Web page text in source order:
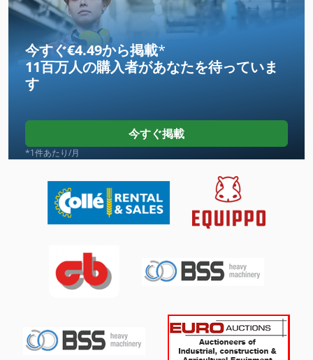
Tak 18
その他
クランプ ロッド トラック
クレーン
クレーン アーム
クレーン シャーシ
クレーン フレーム
クレーン レール
トラック クレーン
トラック ローラー
バン ライン
今すぐ€4.49から掲載*
11百万人の購入者があなたを待っていま
す
今すぐ掲載
*1件あたり/月